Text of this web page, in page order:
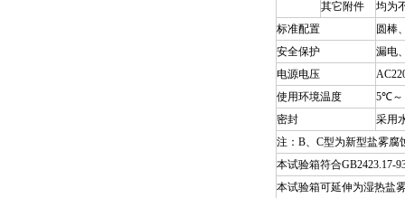
其它附件
均为
标准配置
圆棒
安全保护
漏电
电源电压
使用环境温度
5℃～
密封
采用
注：B、C型为新型盐雾腐
本试验箱符合GB2423.17-
本试验箱可延伸为湿热盐